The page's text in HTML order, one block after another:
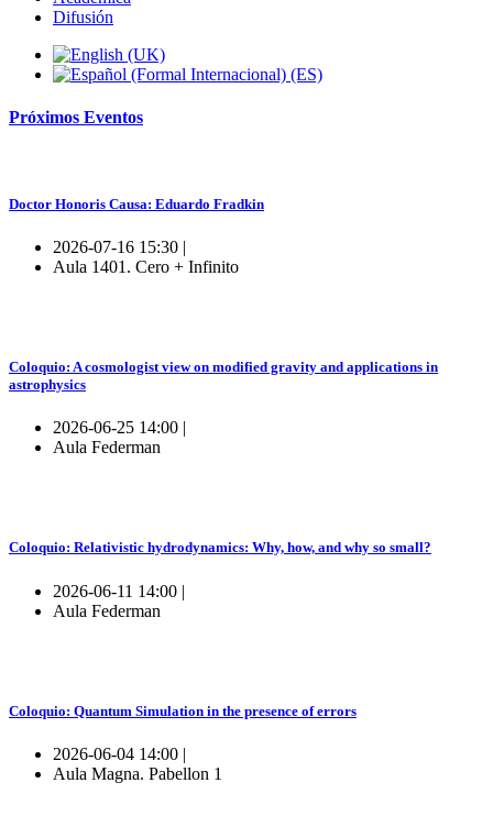
Difusión
Próximos Eventos
Doctor Honoris Causa: Eduardo Fradkin
2026-07-16 15:30 |
Aula 1401. Cero + Infinito
Coloquio: A cosmologist view on modified gravity and applications in
astrophysics
2026-06-25 14:00 |
Aula Federman
Coloquio: Relativistic hydrodynamics: Why, how, and why so small?
2026-06-11 14:00 |
Aula Federman
Coloquio: Quantum Simulation in the presence of errors
2026-06-04 14:00 |
Aula Magna. Pabellon 1